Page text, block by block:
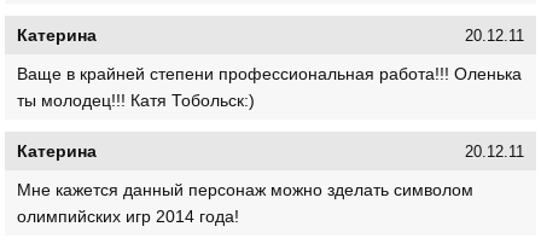
Катерина 20.12.11
Ваще в крайней степени профессиональная работа!!! Оленька
ты молодец!!! Катя Тобольск:)
Катерина 20.12.11
Мне кажется данный персонаж можно зделать символом
олимпийских игр 2014 года!